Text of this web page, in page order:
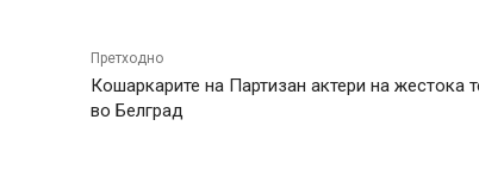
Претходно
Кошаркарите на Партизан актери на жестока
во Белград